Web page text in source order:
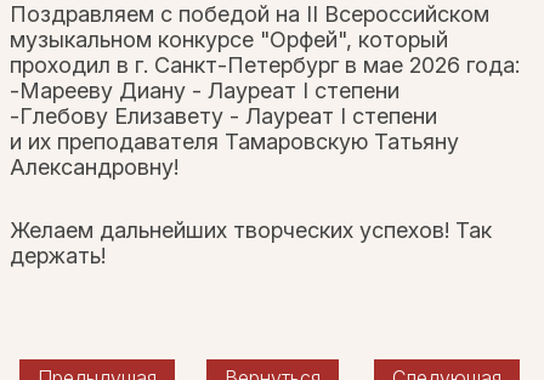
Поздравляем с победой на II Всероссийском
музыкальном конкурсе "Орфей", который
проходил в г. Санкт-Петербург в мае 2026 года:
-Марееву Диану - Лауреат I степени
-Глебову Елизавету - Лауреат I степени
и их преподавателя Тамаровскую Татьяну
Александровну!
Желаем дальнейших творческих успехов! Так
держать!